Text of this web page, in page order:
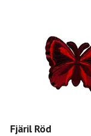
Fjäril Röd